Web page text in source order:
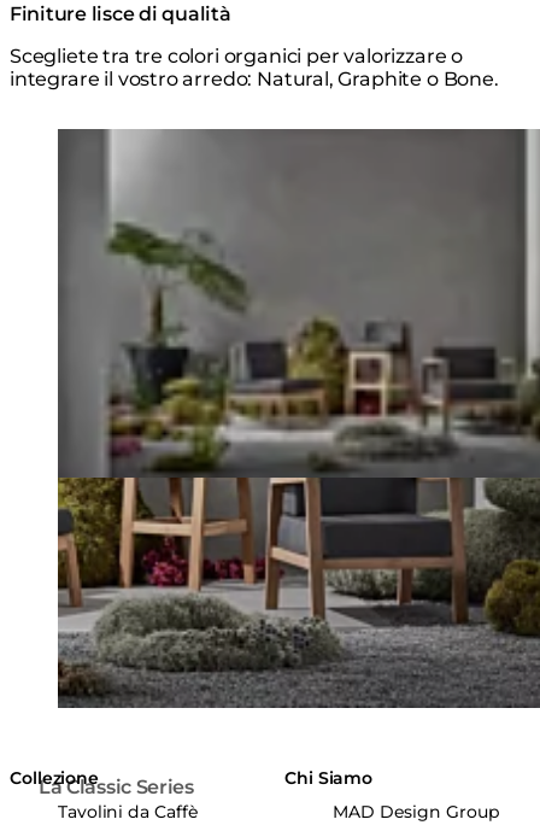
Finiture lisce di qualità
Scegliete tra tre colori organici per valorizzare o
integrare il vostro arredo: Natural, Graphite o Bone.
La Classic Series
Collezione
Tavolini da Caffè
Chi Siamo
MAD Design Group